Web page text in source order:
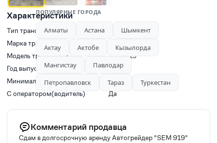
Характеристики
Тип транспорта
Грейдеры
Марка транспорта
Модель транспорта
SEM 919
Год выпуска
2020
Минимальное время заказа, ч
3
С оператором(водитель)
Да
Комментарий продавца
Сдам в долгосрочную аренду Автогрейдер "SEM 919"
ПОПУЛЯРНЫЕ ГОРОДА
Алматы Астана
Шымкент
Актау
Актобе
Кызылорда
Мангистау
Павлодар
Петропавловск
Тараз Туркестан